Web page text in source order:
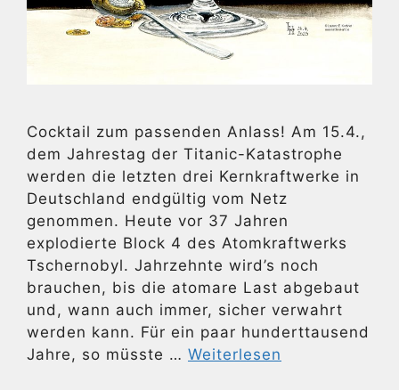
Cocktail zum passenden Anlass! Am 15.4.,
dem Jahrestag der Titanic-Katastrophe
werden die letzten drei Kernkraftwerke in
Deutschland endgültig vom Netz
genommen. Heute vor 37 Jahren
explodierte Block 4 des Atomkraftwerks
Tschernobyl. Jahrzehnte wird’s noch
brauchen, bis die atomare Last abgebaut
und, wann auch immer, sicher verwahrt
werden kann. Für ein paar hunderttausend
Jahre, so müsste … Weiterlesen